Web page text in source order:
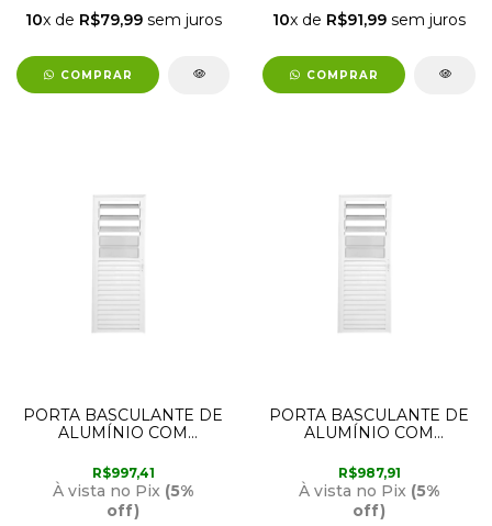
10x de R$79,99sem juros
COMPRAR
10x de R$91,99 sem juros
COMPRAR
PORTA BASCULANTE DE
ALUMÍNIO COM
ESQUERDA 2,10M X
90CM BRANCA LUX
R$997,41
À vista no Pix (5%
off)
PORTA BASCULANTE DE
ALUMÍNIO COM
ESQUERDA 2,10M X
80CM BRANCA LUX
R$987,91
À vista no Pix (5%
off)